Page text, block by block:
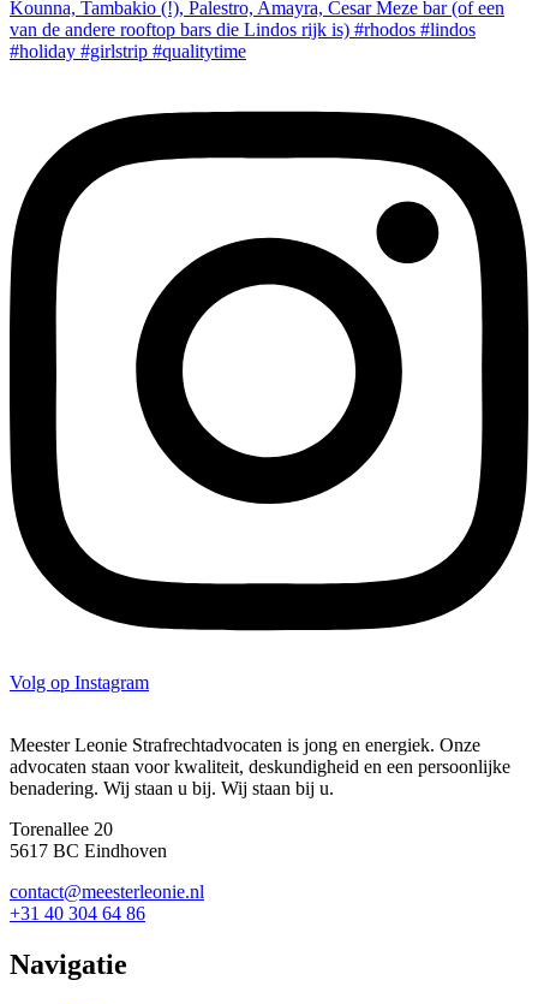
Volg op Instagram
Meester Leonie Strafrechtadvocaten is jong en energiek. Onze
advocaten staan voor kwaliteit, deskundigheid en een persoonlijke
benadering. Wij staan u bij. Wij staan bij u.
Torenallee 20
5617 BC Eindhoven
contact@meesterleonie.nl
+31 40 304 64 86
Navigatie